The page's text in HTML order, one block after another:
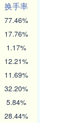
换手率
77.46%
17.76%
1.17%
12.21%
11.69%
32.20%
5.84%
28.44%